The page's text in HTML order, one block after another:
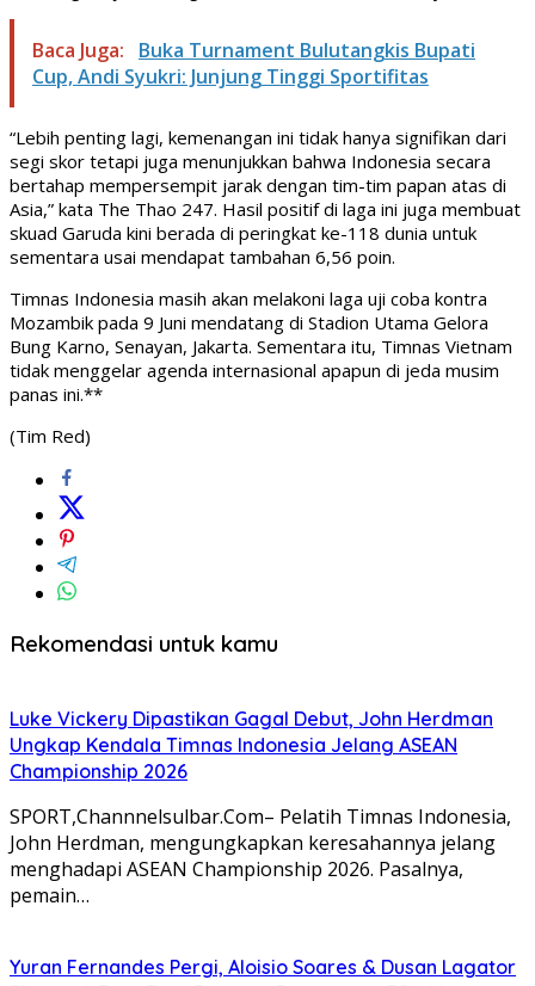
Baca Juga:
Buka Turnament Bulutangkis Bupati
Cup, Andi Syukri: Junjung Tinggi Sportifitas
“Lebih penting lagi, kemenangan ini tidak hanya signifikan dari
segi skor tetapi juga menunjukkan bahwa Indonesia secara
bertahap mempersempit jarak dengan tim-tim papan atas di
Asia,” kata The Thao 247. Hasil positif di laga ini juga membuat
skuad Garuda kini berada di peringkat ke-118 dunia untuk
sementara usai mendapat tambahan 6,56 poin.
Timnas Indonesia masih akan melakoni laga uji coba kontra
Mozambik pada 9 Juni mendatang di Stadion Utama Gelora
Bung Karno, Senayan, Jakarta. Sementara itu, Timnas Vietnam
tidak menggelar agenda internasional apapun di jeda musim
panas ini.**
(Tim Red)
Rekomendasi untuk kamu
Luke Vickery Dipastikan Gagal Debut, John Herdman
Ungkap Kendala Timnas Indonesia Jelang ASEAN
Championship 2026
SPORT,Channnelsulbar.Com– Pelatih Timnas Indonesia,
John Herdman, mengungkapkan keresahannya jelang
menghadapi ASEAN Championship 2026. Pasalnya,
pemain…
Yuran Fernandes Pergi, Aloisio Soares & Dusan Lagator